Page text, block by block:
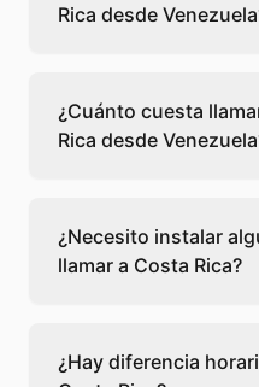
Rica desde
Venezuela cuesta
Global. Verás el
marcar para que
¿Cuánto cuesta
Rica desde
Venezuela cuesta
Global. Pagas solo
cuotas ni permanencia.
¿Necesito instalar
llamar a Costa Rica?
desde tu navegador
conexión a internet y
¿Hay diferencia